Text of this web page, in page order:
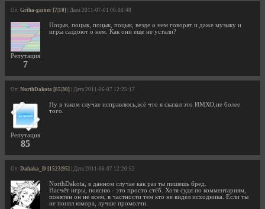
От: Griha-gamer [7|10] | Дата 2011-07-01 06:00:48
Репутация
7
Поцык, поцык, поцык, поцык, везде о нем говорят и даже музыку и
игры саздоют о нем. Как они еще не устали?
От: NorthDakota [85|30] | Дата 2011-06-07 12:25:17
Репутация
85
Ну в таком случае исправлюсь,всё что я сказал это ИМХО,не более
того.
От: Dahaka_D [1523|95] | Дата 2011-06-07 12:20:52
NorthDakota, в данном случае как раз ты пишешь бред.
Насчёт игры, поясню - это просто стёб. Хотя судя по комментариям,
понятен он не всем, в частности тем кто не видел исходника. Если ты
не понял юмора, лучше промолчи.